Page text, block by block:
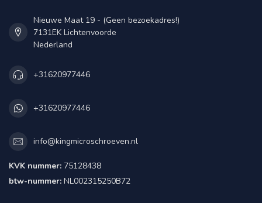
Nieuwe Maat 19 - (Geen bezoekadres!)
7131EK Lichtenvoorde
Nederland
+31620977446
+31620977446
info@kingmicroschroeven.nl
KVK nummer: 75128438
btw-nummer: NL002315250B72